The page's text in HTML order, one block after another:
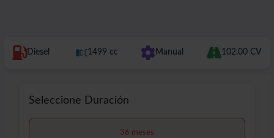
Diesel 1499 cc Manual 102.00 CV
Seleccione Duración
36 meses